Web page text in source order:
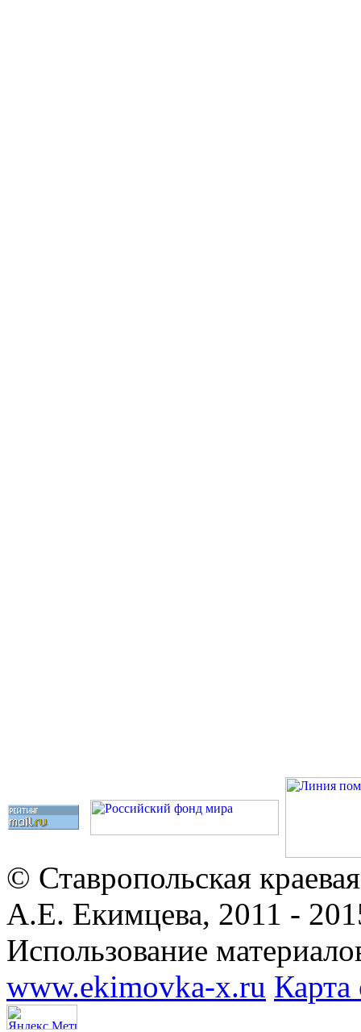
© Ставропольская
А.Е. Екимцева, 2011 -
Использование
www.ekimovka-x.ru Карта